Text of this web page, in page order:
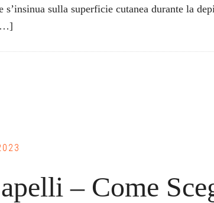
sulla superficie cutanea durante la
– Come